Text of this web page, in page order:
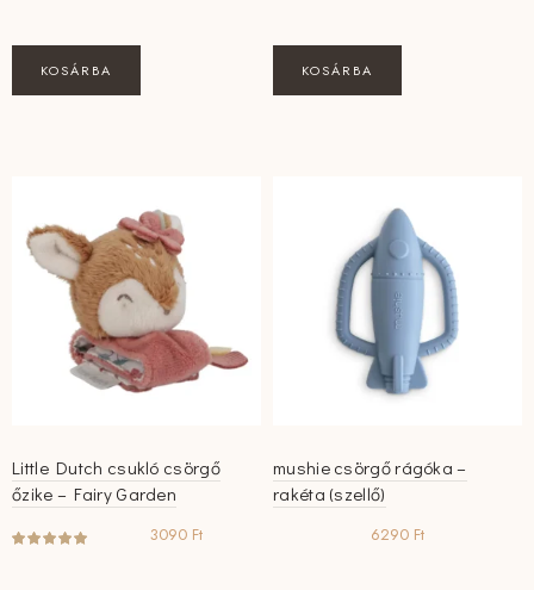
KOSÁRBA KOSÁRBA
Little Dutch csukló csörgő
őzike – Fairy Garden
3090 Ft
mushie csörgő rágóka –
rakéta (szellő)
6290 Ft